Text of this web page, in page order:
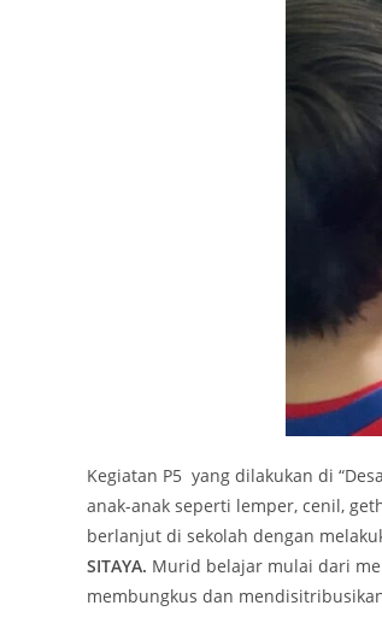
Kegiatan P5 yang dilakukan di
anak-anak seperti lemper, cenil,
berlanjut di sekolah dengan
SITAYA. Murid belajar mulai dari
membungkus dan